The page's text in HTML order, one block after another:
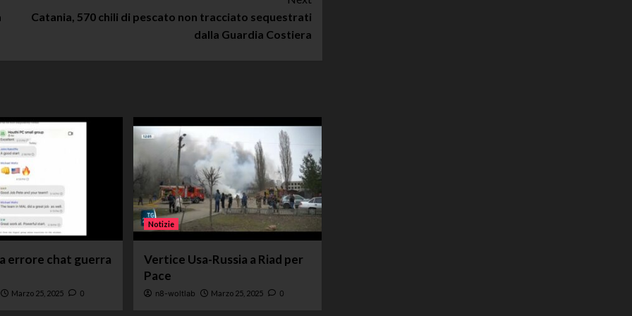
Catania, 570 chili di pescato non tracciato sequestrati
dalla Guardia Costiera
errore chat guerra
Marzo 25, 2025 0
Notizie
Vertice Usa-Russia a Riad per
Pace
n8-woltlab Marzo 25, 2025 0